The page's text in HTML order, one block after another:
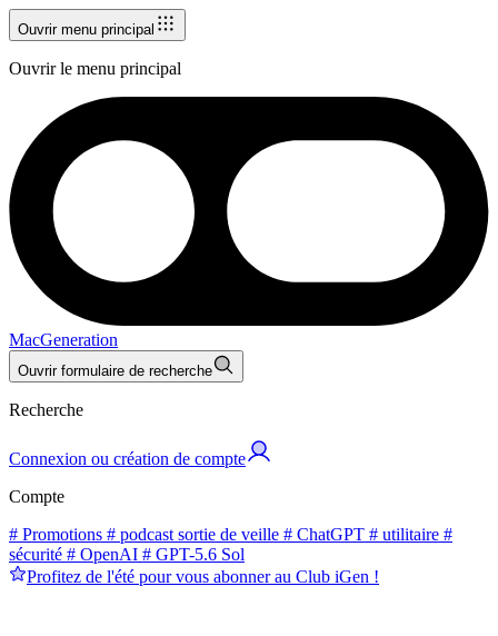
Ouvrir menu principal
Ouvrir le menu principal
MacGeneration
Ouvrir formulaire de recherche
Recherche
Connexion ou création de compte
Compte
# Promotions # podcast sortie de veille # ChatGPT # utilitaire #
sécurité # OpenAI # GPT-5.6 Sol
Profitez de l'été pour vous abonner au Club iGen !